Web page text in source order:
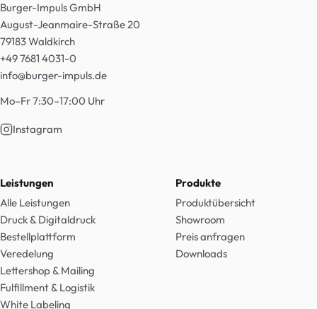
Burger-Impuls GmbH
August-Jeanmaire-Straße 20
79183 Waldkirch
+49 7681 4031-0
info@burger-impuls.de
Mo–Fr 7:30–17:00 Uhr
Instagram
Leistungen
Alle Leistungen
Druck & Digitaldruck
Bestellplattform
Veredelung
Lettershop & Mailing
Fulfillment & Logistik
White Labeling
Produkte
Produktübersicht
Showroom
Preis anfragen
Downloads